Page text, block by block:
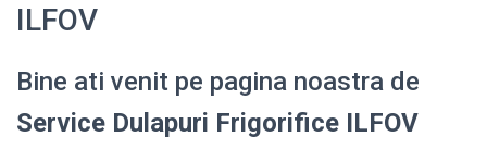
ILFOV
Bine ati venit pe pagina noastra de
Service Dulapuri Frigorifice ILFOV